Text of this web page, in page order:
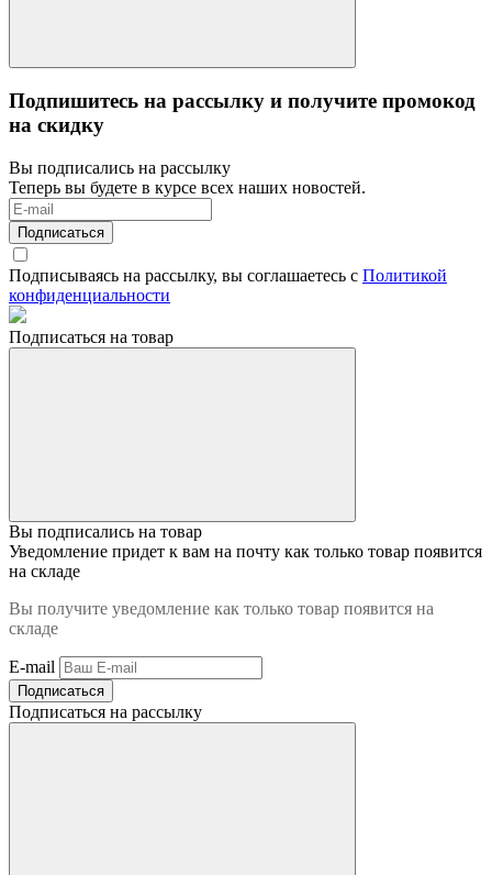
Подпишитесь на рассылку и получите промокод
на скидку
Вы подписались на рассылку
Теперь вы будете в курсе всех наших новостей.
Подписаться
Подписываясь на рассылку, вы соглашаетесь с Политикой
конфиденциальности
Подписаться на товар
Вы подписались на товар
Уведомление придет к вам на почту как только товар появится
на складе
Вы получите уведомление как только товар появится на
складе
E-mail
Подписаться
Подписаться на рассылку